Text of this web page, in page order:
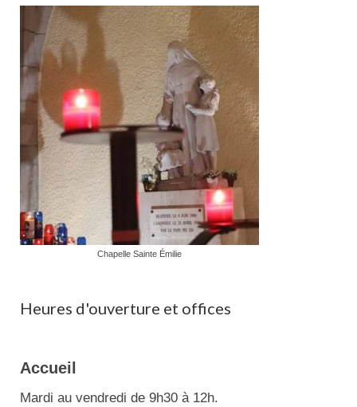
Chapelle Sainte Émilie
Heures d'ouverture et offices
Accueil
Mardi au vendredi de 9h30 à 12h.